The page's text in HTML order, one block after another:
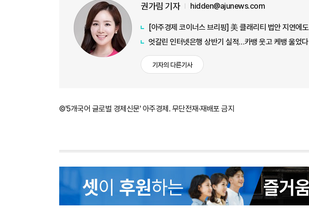
권가림 기자 hidden@ajunews.com
엇갈린 인터넷은행 상반기 실적…카뱅 웃고 케뱅 울었다
기자의 다른기사
©'5개국어 글로벌 경제신문' 아주경제. 무단전재·재배포 금지